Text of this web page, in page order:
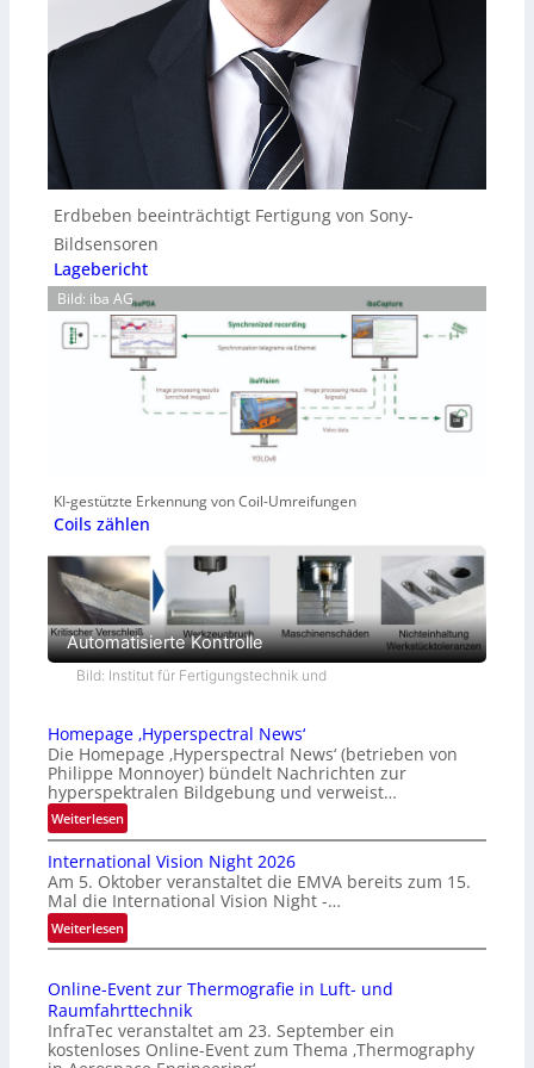
Erdbeben beeinträchtigt Fertigung von Sony-
Bildsensoren
Lagebericht
Bild: iba AG
KI-gestützte Erkennung von Coil-Umreifungen
Coils zählen
Automatisierte Kontrolle
Bild: Institut für Fertigungstechnik und
Homepage ‚Hyperspectral News‘
Die Homepage ‚Hyperspectral News‘ (betrieben von
Philippe Monnoyer) bündelt Nachrichten zur
hyperspektralen Bildgebung und verweist…
Weiterlesen:
H
o
m
e
p
a
e
‚
H
International Vision Night 2026
Am 5. Oktober veranstaltet die EMVA bereits zum 15.
Mal die International Vision Night -…
Weiterlesen:
I
t
e
r
n
Online-Event zur Thermografie in Luft- und
Raumfahrttechnik
InfraTec veranstaltet am 23. September ein
kostenloses Online-Event zum Thema ‚Thermography